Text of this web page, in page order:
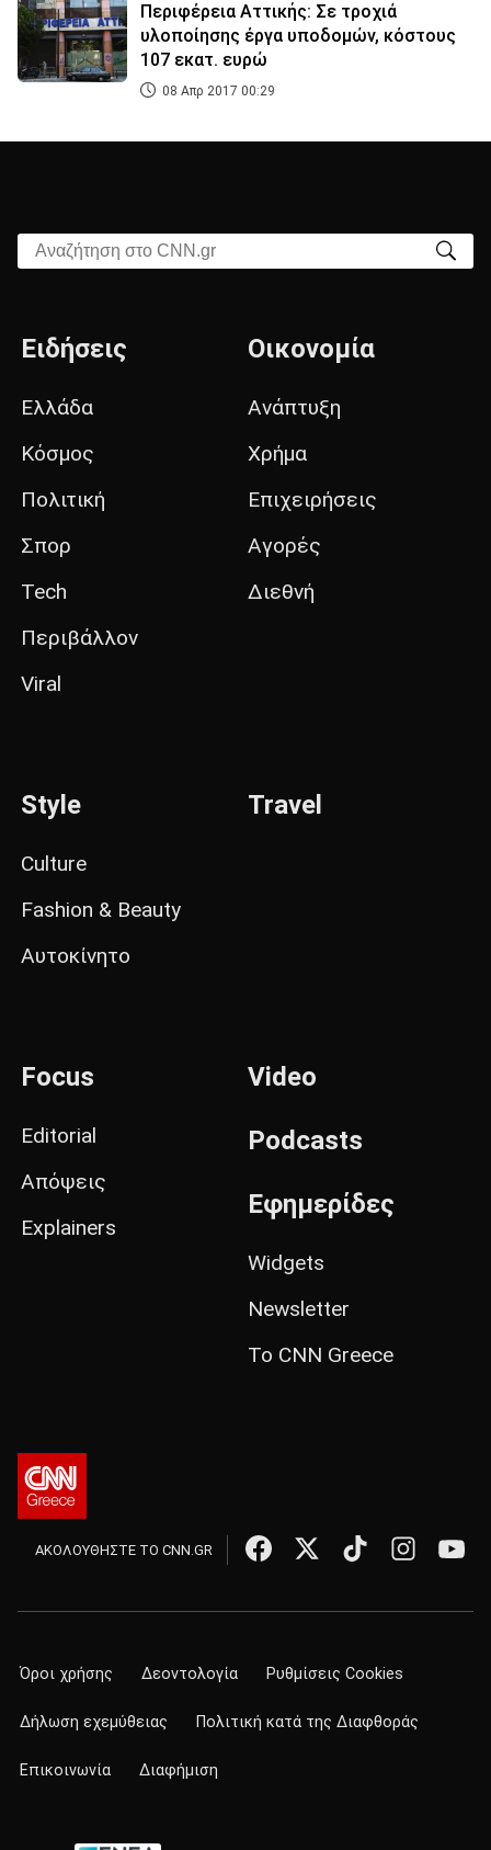
Περιφέρεια Αττικής: Σε τροχιά
υλοποίησης έργα υποδομών, κόστους
107 εκατ. ευρώ
08 Απρ 2017 00:29
Αναζήτηση στο CNN.gr
Ειδήσεις
Ελλάδα
Κόσμος
Πολιτική
Σπορ
Tech
Περιβάλλον
Viral
Οικονομία
Ανάπτυξη
Χρήμα
Επιχειρήσεις
Αγορές
Διεθνή
Style
Culture
Fashion & Beauty
Αυτοκίνητο
Travel
Focus
Editorial
Απόψεις
Explainers
Video
Podcasts
Εφημερίδες
Widgets
Newsletter
Το CNN Greece
ΑΚΟΛΟΥΘΗΣΤΕ ΤΟ CNN.GR
Όροι χρήσης Δεοντολογία Ρυθμίσεις Cookies
Δήλωση εχεμύθειας Πολιτική κατά της Διαφθοράς
Επικοινωνία Διαφήμιση